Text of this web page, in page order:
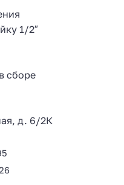
1/2″
сборе
д. 6/2К